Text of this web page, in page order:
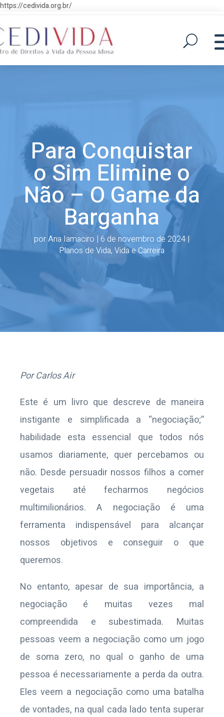
https://cedivida.org.br/
Para Conquistar
o Sim Elimine o
Não – O Game da
Barganha
porAna Iamaciro | 6 de novembro de 2024 |
Planos de Vida,Vida e Carreira
Por Carlos Air
Este é um livro que descreve de maneira
instigante e simplificada a “negociação;”
habilidade esta essencial que todos nós
usamos diariamente, quer percebamos ou
não. Desde persuadir nossos filhos a comer
vegetais até fecharmos negócios
multimilionários. A negociação é uma
ferramenta indispensável para alcançar
nossos objetivos e conseguir o que
queremos.
No entanto, apesar de sua importância, a
negociação é muitas vezes mal
compreendida e subestimada. Muitas
pessoas veem a negociação como um jogo
de soma zero, no qual o ganho de uma
pessoa é necessariamente a perda da outra.
Eles veem a negociação como uma batalha
de vontades, na qual cada lado tenta superar